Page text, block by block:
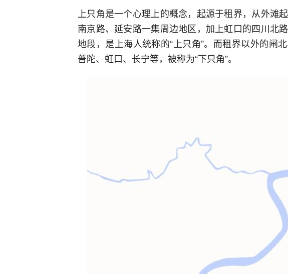
上只角是一个心理上的概念，起源于租界，从外滩
南京路、延安路一集周边地区，加上虹口的四川北
地段，是上海人统称的“上只角”。而租界以外的闸
普陀、虹口、长宁等，被称为“下只角”。